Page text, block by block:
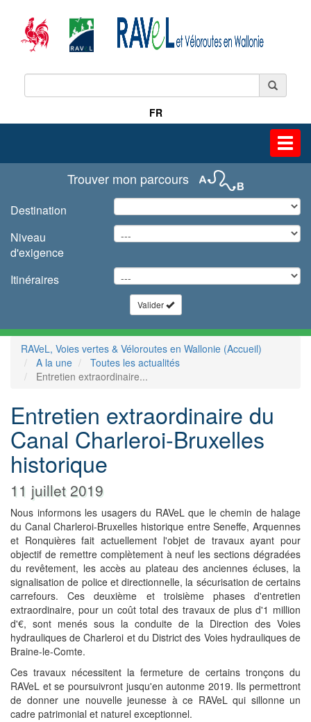
FR
Trouver mon parcours
Destination
Niveau
d'exigence
Itinéraires
Valider
RAVeL, Voies vertes & Véloroutes en Wallonie (Accueil)
A la une
Toutes les actualités
Entretien extraordinaire...
Entretien extraordinaire du
Canal Charleroi-Bruxelles
historique
11 juillet 2019
Nous informons les usagers du RAVeL que le chemin de halage
du Canal Charleroi-Bruxelles historique entre Seneffe, Arquennes
et Ronquières fait actuellement l'objet de travaux ayant pour
objectif de remettre complètement à neuf les sections dégradées
du revêtement, les accès au plateau des anciennes écluses, la
signalisation de police et directionnelle, la sécurisation de certains
carrefours. Ces deuxième et troisième phases d'entretien
extraordinaire, pour un coût total des travaux de plus d'1 million
d'€, sont menés sous la conduite de la Direction des Voies
hydrauliques de Charleroi et du District des Voies hydrauliques de
Braine-le-Comte.
Ces travaux nécessitent la fermeture de certains tronçons du
RAVeL et se poursuivront jusqu'en autonme 2019. Ils permettront
de donner une nouvelle jeunesse à ce RAVeL qui sillonne un
cadre patrimonial et naturel exceptionnel.